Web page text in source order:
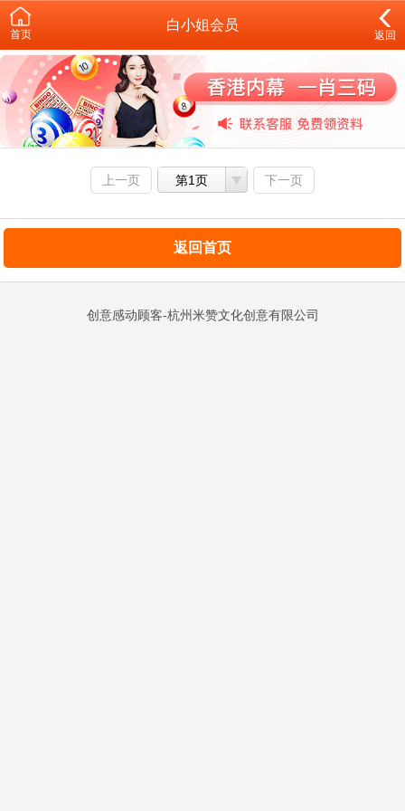
首页
白小姐会员
返回
上一页 第1页 下一页
返回首页
创意感动顾客-杭州米赞文化创意有限公司